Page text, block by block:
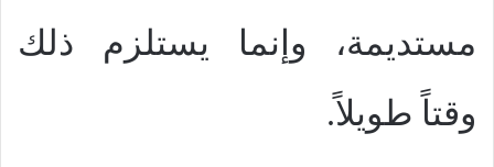
مستديمة، وإنما يستلزم ذلك
وقتاً طويلاً.